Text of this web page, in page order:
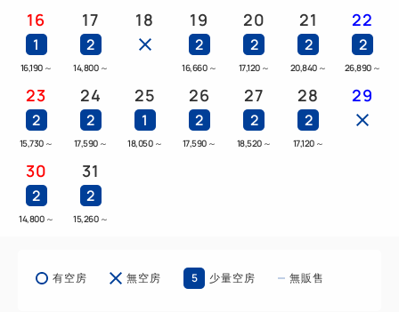
16
1
16,190 ～
17
2
14,800 ～
18 19
2
16,660 ～
20
2
17,120 ～
21
2
20,840 ～
22
2
26,890 ～
23
2
15,730 ～
24
2
17,590 ～
25
1
18,050 ～
26
2
17,590 ～
27
2
18,520 ～
28
2
17,120 ～
29
30
2
14,800 ～
31
2
15,260 ～
有空房 無空房 5 少量空房 無販售